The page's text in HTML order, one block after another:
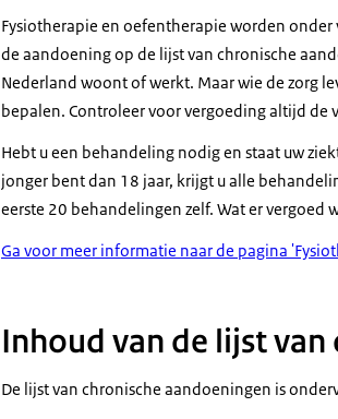
Fysiotherapie en oefentherapie worden
de aandoening op de lijst van chronische
Nederland woont of werkt. Maar wie de zorg
bepalen. Controleer voor vergoeding altijd de
Hebt u een behandeling nodig en staat uw
jonger bent dan 18 jaar, krijgt u alle
eerste 20 behandelingen zelf. Wat er vergoed
Ga voor meer informatie naar de pagina
Inhoud van de lijst
De lijst van chronische aandoeningen is